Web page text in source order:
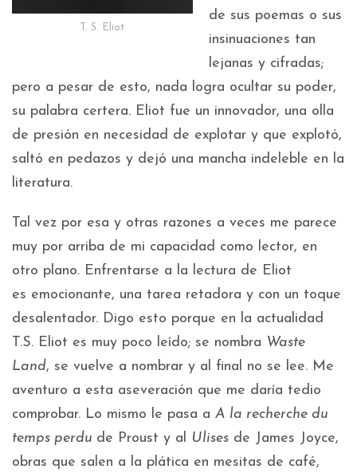
T. S. Eliot
de sus poemas o sus
insinuaciones tan
lejanas y cifradas;
pero a pesar de esto, nada logra ocultar su poder,
su palabra certera. Eliot fue un innovador, una olla
de presión en necesidad de explotar y que explotó,
saltó en pedazos y dejó una mancha indeleble en la
literatura.
Tal vez por esa y otras razones a veces me parece
muy por arriba de mi capacidad como lector, en
otro plano. Enfrentarse a la lectura de Eliot
es emocionante, una tarea retadora y con un toque
desalentador. Digo esto porque en la actualidad
T.S. Eliot es muy poco leído; se nombra Waste
Land, se vuelve a nombrar y al final no se lee. Me
aventuro a esta aseveración que me daría tedio
comprobar. Lo mismo le pasa a A la recherche du
temps perdu de Proust y al Ulises de James Joyce,
obras que salen a la plática en mesitas de café,